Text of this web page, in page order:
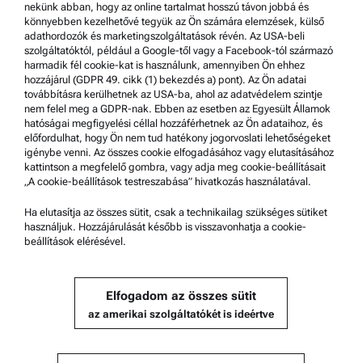
Védjegyek
Bejelentő rendszer
Terméktámogatás
Anton Paar Certified Service
Biztonsági nyilatkozat
Anton Paar Műszaki Központok
A vállalat adatai
nekünk abban, hogy az online tartalmat hosszú távon jobbá és
könnyebben kezelhetővé tegyük az Ön számára elemzések, külső
adathordozók és marketingszolgáltatások révén. Az USA-beli
szolgáltatóktól, például a Google-től vagy a Facebook-tól származó
harmadik fél cookie-kat is használunk, amennyiben Ön ehhez
hozzájárul (GDPR 49. cikk (1) bekezdés a) pont). Az Ön adatai
továbbításra kerülhetnek az USA-ba, ahol az adatvédelem szintje
nem felel meg a GDPR-nak. Ebben az esetben az Egyesült Államok
hatóságai megfigyelési céllal hozzáférhetnek az Ön adataihoz, és
előfordulhat, hogy Ön nem tud hatékony jogorvoslati lehetőségeket
igénybe venni. Az összes cookie elfogadásához vagy elutasításához
kattintson a megfelelő gombra, vagy adja meg cookie-beállításait
„A cookie-beállítások testreszabása” hivatkozás használatával.
Ha elutasítja az összes sütit, csak a technikailag szükséges sütiket
használjuk. Hozzájárulását később is visszavonhatja a cookie-
beállítások elérésével.
Elfogadom az összes sütit
az amerikai szolgáltatókét is ideértve